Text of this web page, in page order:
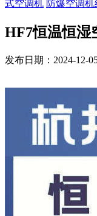
式空调机 防爆空调机
HF7恒温恒湿
发布日期：2024-12-